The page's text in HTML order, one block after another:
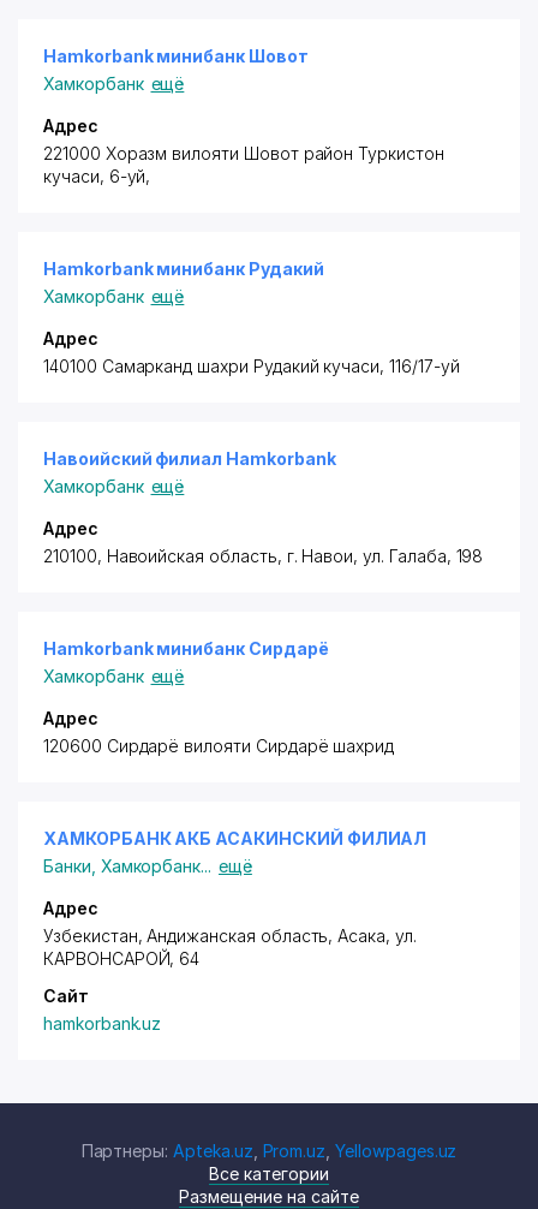
Hamkorbank минибанк Шовот
Хамкорбанк ещё
Адрес
221000 Хоразм вилояти Шовот район Туркистон
кучаси, 6-уй,
Hamkorbank минибанк Рудакий
Хамкорбанк ещё
Адрес
140100 Самарканд шахри Рудакий кучаси, 116/17-уй
Навоийский филиал Hamkorbank
Хамкорбанк ещё
Адрес
210100, Навоийская область, г. Навои, ул. Галаба, 198
Hamkorbank минибанк Сирдарё
Хамкорбанк ещё
Адрес
120600 Сирдарё вилояти Сирдарё шахрид
ХАМКОРБАНК АКБ АСАКИНСКИЙ ФИЛИАЛ
Банки Хамкорбанк... ещё
Адрес
Узбекистан, Андижанская область, Асака, ул.
КАРВОНСАРОЙ, 64
Сайт
hamkorbank.uz
Партнеры: Apteka.uz Prom.uz ,Yellowpages.uz
Все категории
Размещение на сайте